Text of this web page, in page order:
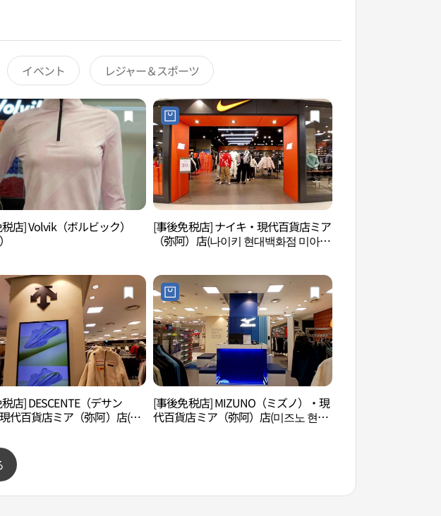
イベント レジャー＆スポーツ
店] Volvik（ボルビック）
[事後免税店] ナイキ・現代百貨店ミア
（弥阿）店(나이키 현대백화점 미아
店] DESCENTE（デサン
代百貨店ミア（弥阿）店(데
[事後免税店] MIZUNO（ミズノ）・現
代百貨店ミア（弥阿）店(미즈노 현대